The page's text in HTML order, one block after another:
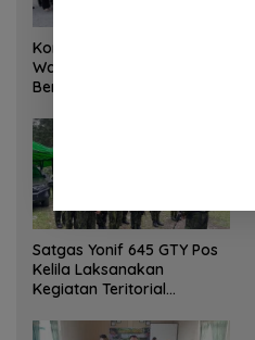
Korem 132/Tadulako dan
Warga Gotong Royong
Bersihkan Gedung Juang
Satgas Yonif 645 GTY Pos
Kelila Laksanakan
Kegiatan Teritorial
Tokoh Adat dan Lurah